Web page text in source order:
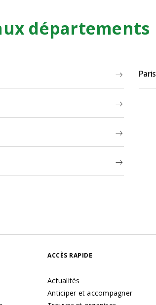
départements
Paris
ACCÈS RAPIDE
Actualités
Anticiper et accompagner